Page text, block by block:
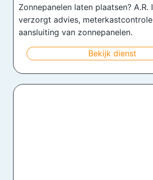
Zonnepanelen laten plaatsen? A.R.
verzorgt advies,
aansluiting van zonnepanelen.
Bekijk dienst